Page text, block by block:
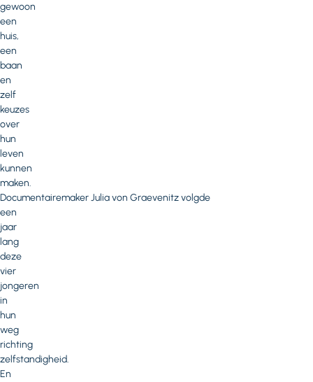
gewoon
een
huis,
een
baan
en
zelf
keuzes
over
hun
leven
kunnen
maken.
Documentairemaker Julia von Graevenitz volgde
een
jaar
lang
deze
vier
jongeren
in
hun
weg
richting
zelfstandigheid.
En